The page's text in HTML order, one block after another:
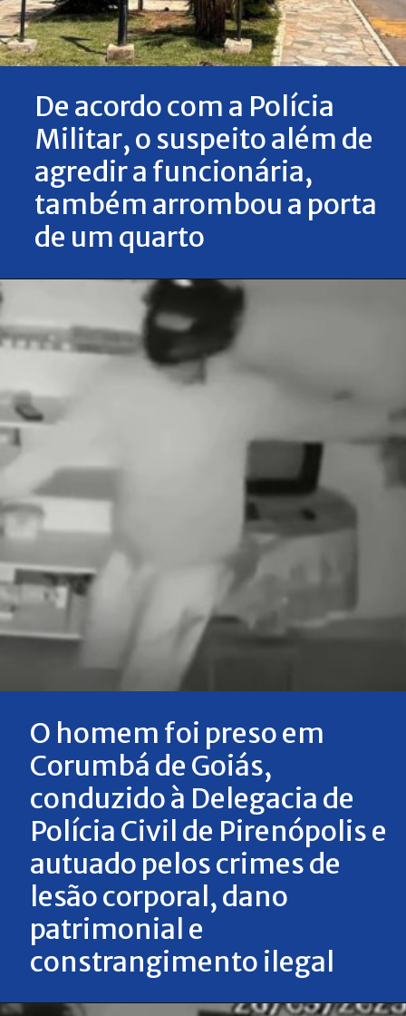
De acordo com a Polícia
Militar, o suspeito além de
agredir a funcionária,
também arrombou a porta
de um quarto
O homem foi preso em
Corumbá de Goiás,
conduzido à Delegacia de
Polícia Civil de Pirenópolis e
autuado pelos crimes de
lesão corporal, dano
patrimonial e
constrangimento ilegal